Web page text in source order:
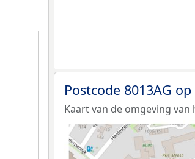
Postcode 8013AG
Kaart van de omgeving van